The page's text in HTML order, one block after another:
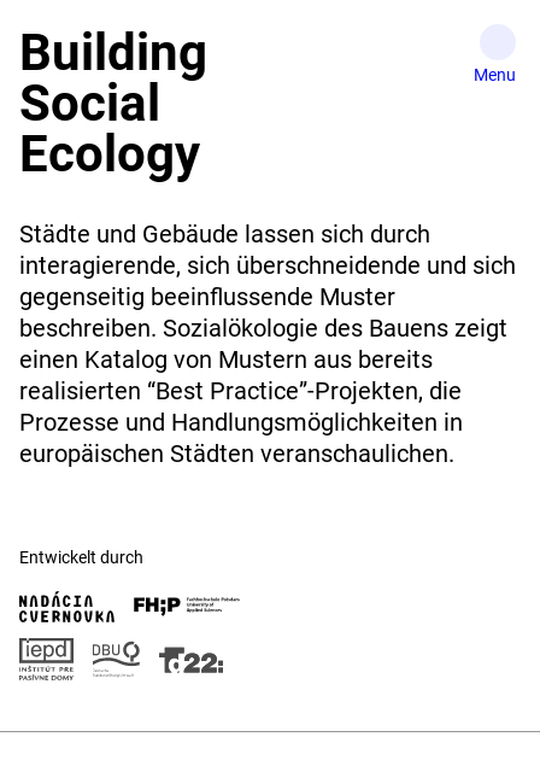
content
Building
Social
Ecology
Städte und Gebäude lassen sich durch
interagierende, sich überschneidende und sich
gegenseitig beeinflussende Muster
beschreiben. Sozialökologie des Bauens zeigt
einen Katalog von Mustern aus bereits
realisierten “Best Practice”-Projekten, die
Prozesse und Handlungsmöglichkeiten in
europäischen Städten veranschaulichen.
Entwickelt durch